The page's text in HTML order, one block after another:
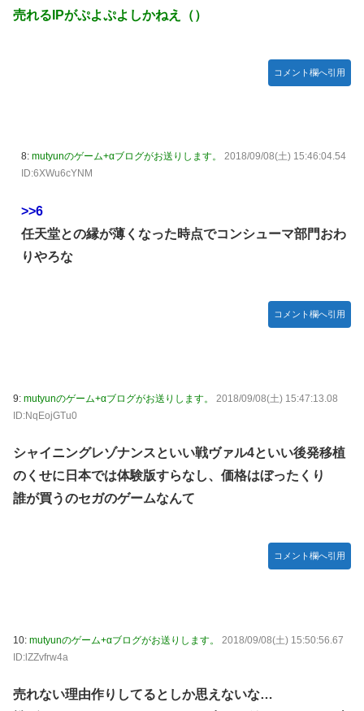
【デレマス】 仮面ライダーバロンＰ第２話「蒼翼の乙女」
ファミコンミニ「2016年発売」←マジかよｗｗ
現れる！
来週の「有吉ぃぃeeeee!」に日向坂46エース級メンバーが
露骨に前列にしてしまうｗｗｗｗ
今日の乃木中で設楽と吉田のマンツーマン卒業対談やるよ
【画像】白石麻衣さん(34)、高校生の息子がいるオカンみた
いになってしまう
【では世界の一流は？】仕事終わりにホットミルクを飲むの
は三流。瞑想するのは二流
「セルフレジは便利」のはずだったのに…誰もが感じる「使
いづらさ」がなくならないワケ
売れるIPがぷよぷよしかねえ（）
コメント欄へ引用
8: mutyunのゲーム+αブログがお送りします。
2018/09/08(土) 15:46:04.54
ID:6XWu6cYNM
>>6
任天堂との縁が薄くなった時点でコンシューマ部門おわ
りやろな
コメント欄へ引用
9: mutyunのゲーム+αブログがお送りします。
2018/09/08(土) 15:47:13.08
ID:NqEojGTu0
シャイニングレゾナンスといい戦ヴァル4といい後発移植
のくせに日本では体験版すらなし、価格はぼったくり
誰が買うのセガのゲームなんて
コメント欄へ引用
10: mutyunのゲーム+αブログがお送りします。
2018/09/08(土) 15:50:56.67
ID:lZZvfrw4a
売れない理由作りしてるとしか思えないな…